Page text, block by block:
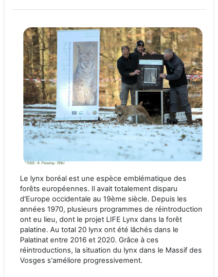
Le lynx boréal est une espèce emblématique des
forêts européennes. Il avait totalement disparu
d'Europe occidentale au 19ème siècle. Depuis les
années 1970, plusieurs programmes de réintroduction
ont eu lieu, dont le projet LIFE Lynx dans la forêt
palatine. Au total 20 lynx ont été lâchés dans le
Palatinat entre 2016 et 2020. Grâce à ces
réintroductions, la situation du lynx dans le Massif des
Vosges s'améliore progressivement.